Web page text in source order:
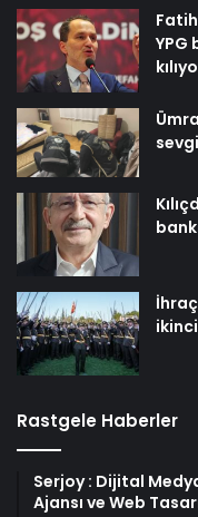
YPG
Rastgele Haberler
Serjoy : Dijital
Ajansı ve Web